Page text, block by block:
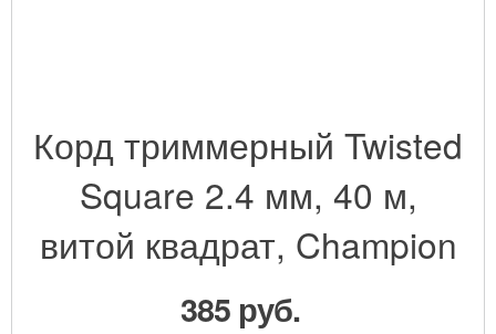
Корд триммерный Twisted
Square 2.4 мм, 40 м,
витой квадрат, Champion
385 руб.